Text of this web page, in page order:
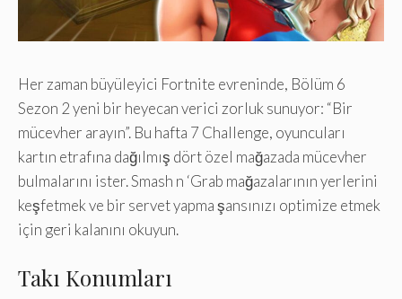
Her zaman büyüleyici Fortnite evreninde, Bölüm 6
Sezon 2 yeni bir heyecan verici zorluk sunuyor: “Bir
mücevher arayın”. Bu hafta 7 Challenge, oyuncuları
kartın etrafına dağılmış dört özel mağazada mücevher
bulmalarını ister. Smash n ‘Grab mağazalarının yerlerini
keşfetmek ve bir servet yapma şansınızı optimize etmek
için geri kalanını okuyun.
Takı Konumları